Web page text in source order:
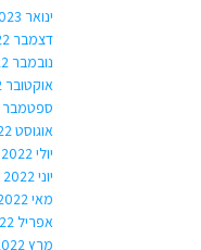
ינואר 2023
דצמבר 2022
נובמבר 2022
אוקטובר 2022
ספטמבר 2022
אוגוסט 2022
יולי 2022
יוני 2022
מאי 2022
אפריל 2022
מרץ 2022